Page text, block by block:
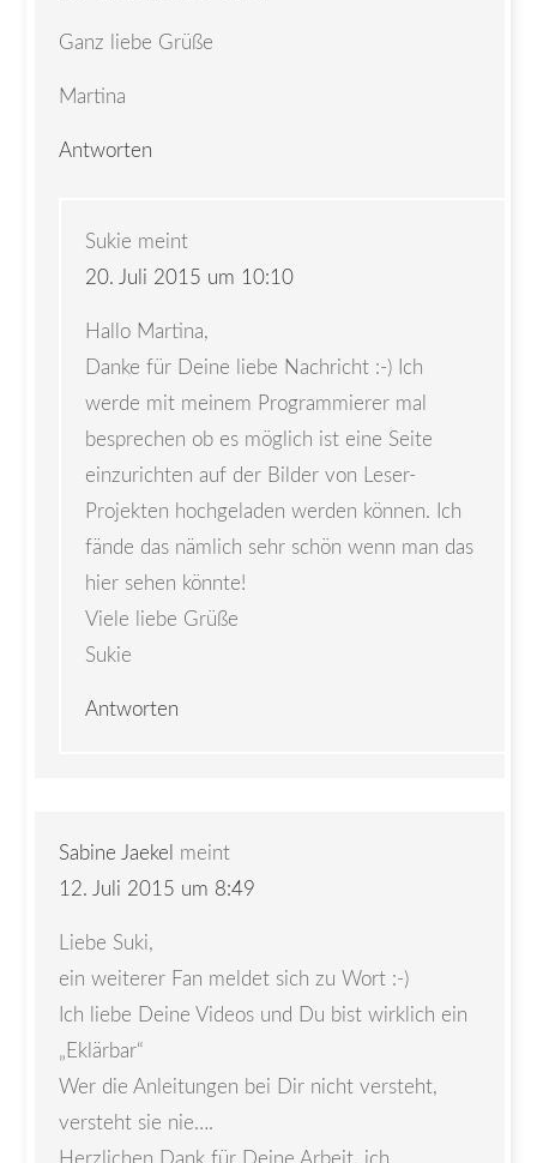
Ganz liebe Grüße
Martina
Antworten
Sukie meint
20. Juli 2015 um 10:10
Hallo Martina,
Danke für Deine liebe Nachricht :-) Ich
werde mit meinem Programmierer mal
besprechen ob es möglich ist eine Seite
einzurichten auf der Bilder von Leser-
Projekten hochgeladen werden können. Ich
fände das nämlich sehr schön wenn man das
hier sehen könnte!
Viele liebe Grüße
Sukie
Antworten
Sabine Jaekel
meint
12. Juli 2015 um 8:49
Liebe Suki,
ein weiterer Fan meldet sich zu Wort :-)
Ich liebe Deine Videos und Du bist wirklich ein
„Eklärbar“
Wer die Anleitungen bei Dir nicht versteht,
versteht sie nie….
Herzlichen Dank für Deine Arbeit. ich